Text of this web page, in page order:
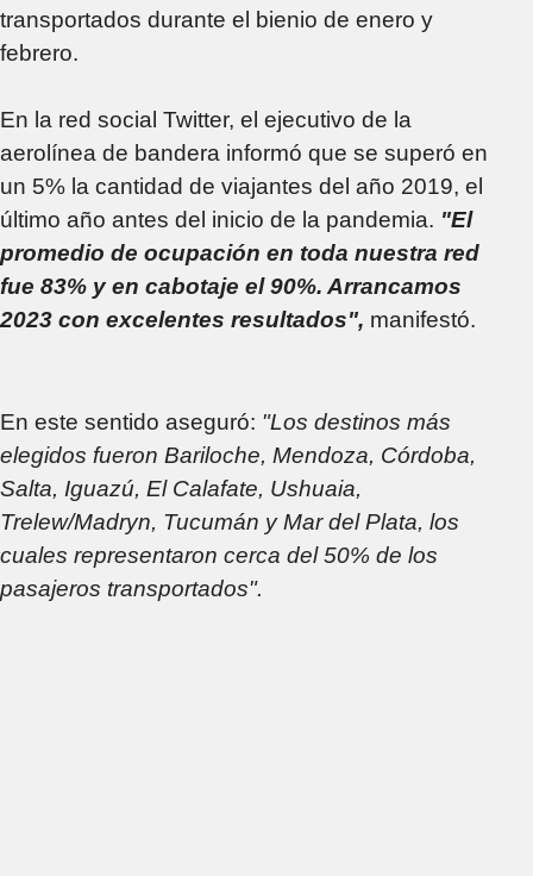
transportados durante el bienio de enero y
febrero.
En la red social Twitter, el ejecutivo de la
aerolínea de bandera informó que se superó en
un 5% la cantidad de viajantes del año 2019, el
último año antes del inicio de la pandemia. "El
promedio de ocupación en toda nuestra red
fue 83% y en cabotaje el 90%. Arrancamos
2023 con excelentes resultados", manifestó.
En este sentido aseguró: "Los destinos más
elegidos fueron Bariloche, Mendoza, Córdoba,
Salta, Iguazú, El Calafate, Ushuaia,
Trelew/Madryn, Tucumán y Mar del Plata, los
cuales representaron cerca del 50% de los
pasajeros transportados".